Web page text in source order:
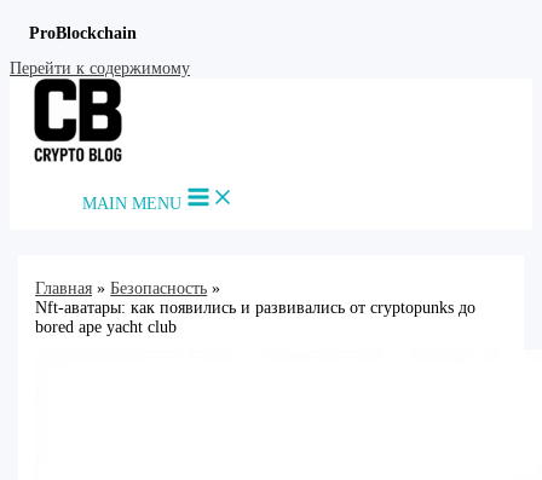
ProBlockchain
Перейти к содержимому
MAIN MENU
Главная
Безопасность
Nft-аватары: как появились и развивались от cryptopunks до
bored ape yacht club